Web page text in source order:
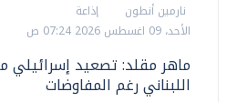
نارمين أنطون
إذاعة
الأحد، 09 اغسطس 2026 07:24 ص
ماهر مقلد: تصعيد
اللبناني رغم المفاوضات